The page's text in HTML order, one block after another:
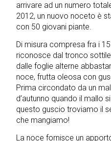
arrivare ad un numero
2012, un nuovo noceto è
con 50 giovani piante.
Di misura compresa fra i
riconosce dal tronco
dalle foglie alterne
noce, frutta oleosa con
Prima circondato da un
d’autunno quando il mallo
questo guscio troviamo il
che mangiamo!
La noce fornisce un